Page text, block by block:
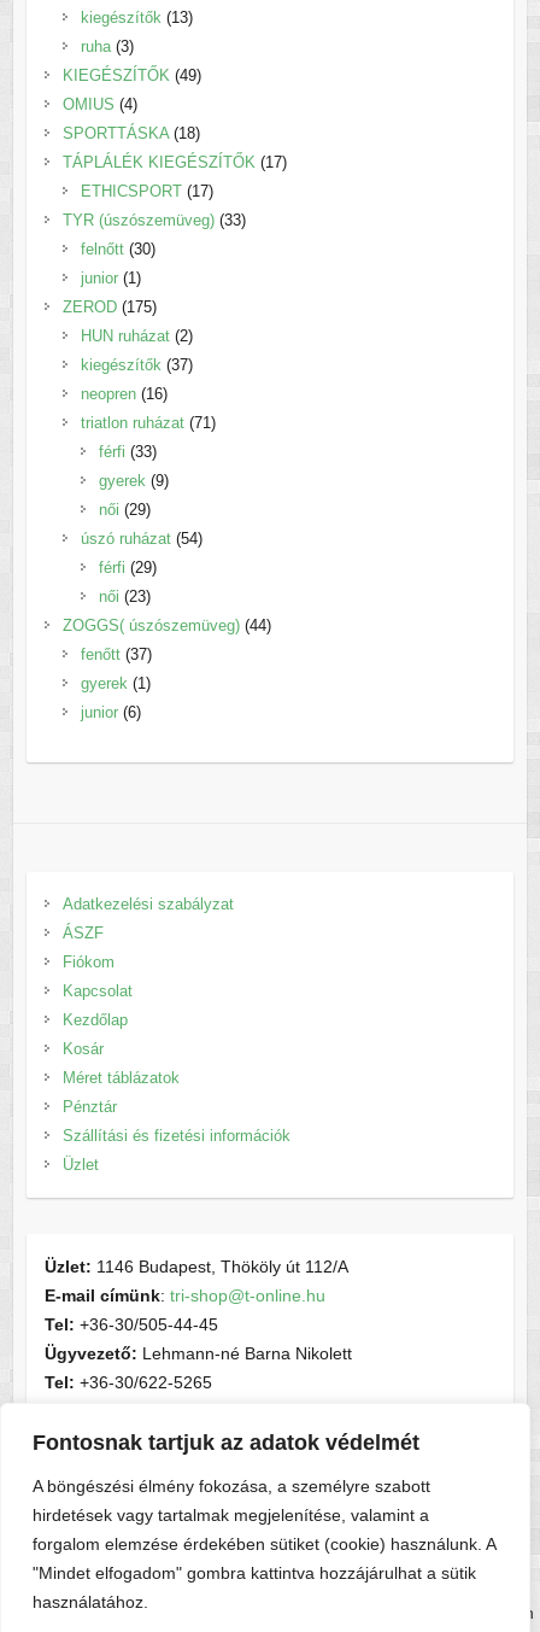
Fontosnak tartjuk az adatok védelmét
A böngészési élmény fokozása, a személyre szabott
hirdetések vagy tartalmak megjelenítése, valamint a
forgalom elemzése érdekében sütiket (cookie) használunk. A
"Mindet elfogadom" gombra kattintva hozzájárulhat a sütik
használatához.
termék
kiegészítők 1313
ruha 33
termék
KIEGÉSZÍTŐK 4949
OMIUS 44
termék
SPORTTÁSKA 1818
termék
TÁPLÁLÉK KIEGÉSZÍTŐK 1717
ETHICSPORT 1717
termék
TYR (úszószemüveg) 3333
felnőtt 3030
junior 11
termék
ZEROD 175175
termék
HUN ruházat 22
termék
kiegészítők 3737
neopren 1616
termék
triatlon ruházat 7171
férfi 3333
termék
gyerek 99
női 2929
termék
úszó ruházat 5454
férfi 2929
termék
női 2323
termék
ZOGGS( úszószemüveg) 4444
fenőtt 3737
termék
gyerek 11
junior 66
Adatkezelési szabályzat
ÁSZF
Fiókom
Kapcsolat
Kezdőlap
Kosár
Méret táblázatok
Pénztár
Szállítási és fizetési információk
Üzlet
Üzlet: 1146 Budapest, Thököly út 112/A
E-mail címünk: tri-shop@t-online.hu
Tel: +36-30/505-44-45
Ügyvezető: Lehmann-né Barna Nikolett
Tel: +36-30/622-5265
Cégjegyzékszám:cg05-06-015156